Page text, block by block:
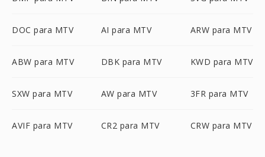
DOC para MTV AI para MTV ARW para MTV
ABW para MTV DBK para MTV KWD para MTV
SXW para MTV AW para MTV 3FR para MTV
AVIF para MTV CR2 para MTV CRW para MTV